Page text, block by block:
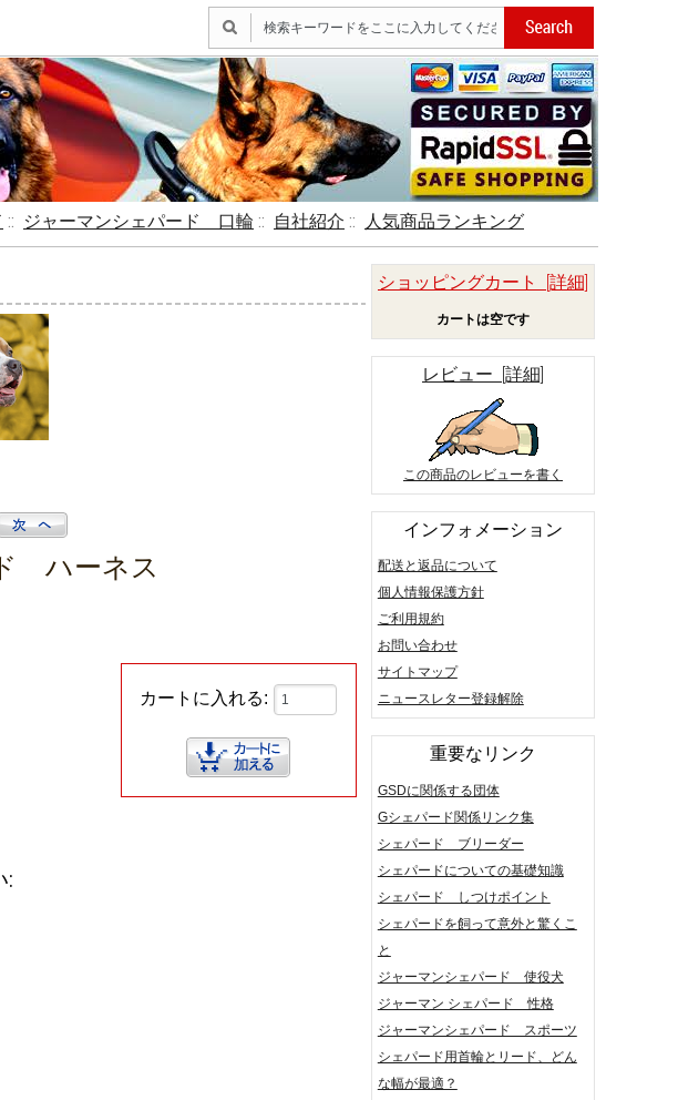
:: ジャーマンシェパード 口輪 :: 自社紹介 :: 人気商品ランキング
ハーネス
カートに入れる:
:
ショッピングカート [詳細]
カートは空です
レビュー [詳細]
この商品のレビューを書く
インフォメーション
配送と返品について
個人情報保護方針
ご利用規約
お問い合わせ
サイトマップ
ニュースレター登録解除
重要なリンク
GSDに関係する団体
Gシェパード関係リンク集
シェパード ブリーダー
シェパードについての基礎知識
シェパード しつけポイント
シェパードを飼って意外と驚くこ
と
ジャーマンシェパード 使役犬
ジャーマン シェパード 性格
ジャーマンシェパード スポーツ
シェパード用首輪とリード、どん
な幅が最適？